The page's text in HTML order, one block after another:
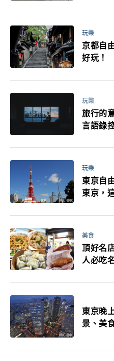
玩樂
京都自
好玩！
玩樂
旅行的
言語錄
玩樂
東京自
東京，
美食
頂好名
人必吃
東京晚
景、美